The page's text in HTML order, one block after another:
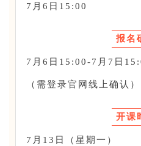
7月6日15:00
报名
7月6日15:00-7月7日
（需登录官网线上确认）
开课
7月13日（星期一）